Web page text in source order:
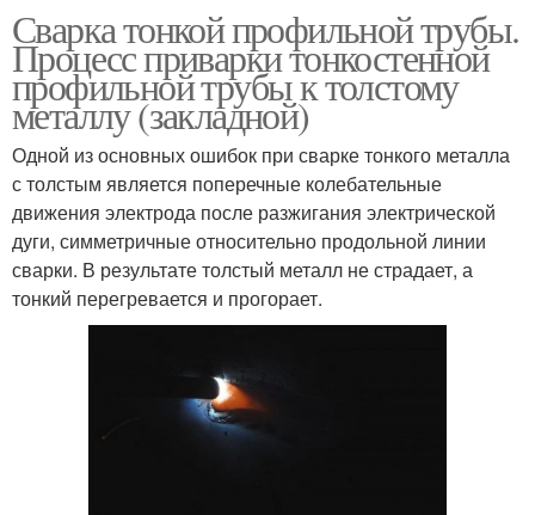
Сварка тонкой профильной трубы.
Процесс приварки тонкостенной
профильной трубы к толстому
металлу (закладной)
Одной из основных ошибок при сварке тонкого металла
с толстым является поперечные колебательные
движения электрода после разжигания электрической
дуги, симметричные относительно продольной линии
сварки. В результате толстый металл не страдает, а
тонкий перегревается и прогорает.